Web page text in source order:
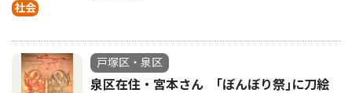
社会
戸塚区・泉区
泉区在住・宮本さん ｢ぼんぼり祭｣に刀絵